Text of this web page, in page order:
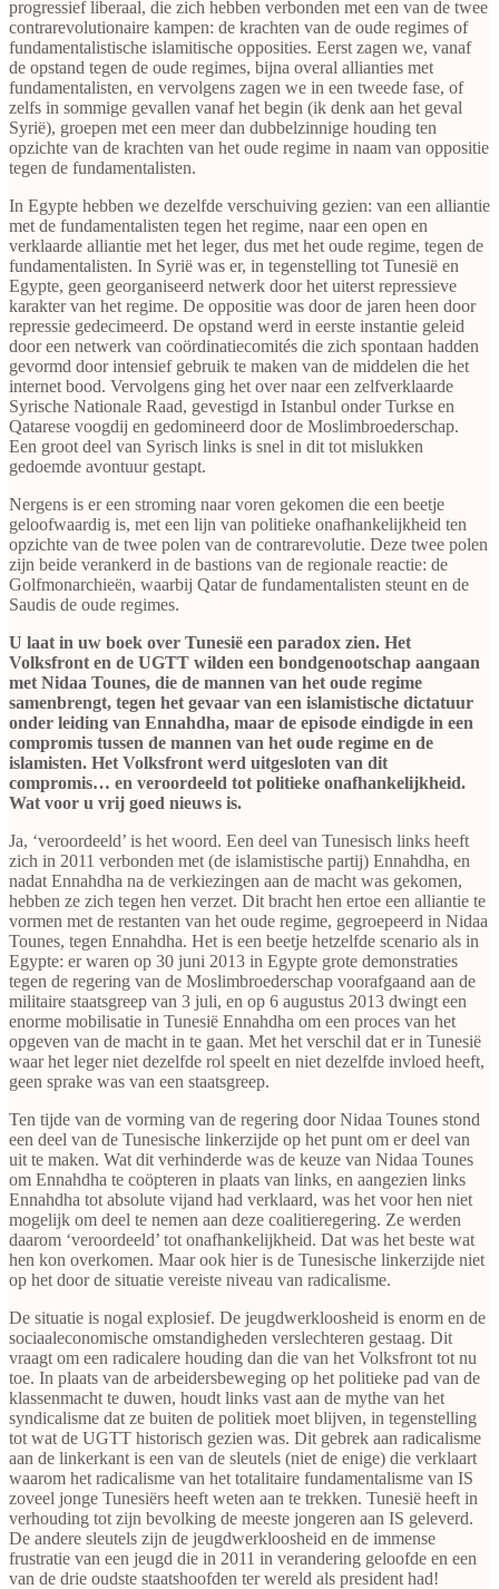
progressief liberaal, die zich hebben verbonden met een van de twee
contrarevolutionaire kampen: de krachten van de oude regimes of
fundamentalistische islamitische opposities. Eerst zagen we, vanaf
de opstand tegen de oude regimes, bijna overal allianties met
fundamentalisten, en vervolgens zagen we in een tweede fase, of
zelfs in sommige gevallen vanaf het begin (ik denk aan het geval
Syrië), groepen met een meer dan dubbelzinnige houding ten
opzichte van de krachten van het oude regime in naam van oppositie
tegen de fundamentalisten.
In Egypte hebben we dezelfde verschuiving gezien: van een alliantie
met de fundamentalisten tegen het regime, naar een open en
verklaarde alliantie met het leger, dus met het oude regime, tegen de
fundamentalisten. In Syrië was er, in tegenstelling tot Tunesië en
Egypte, geen georganiseerd netwerk door het uiterst repressieve
karakter van het regime. De oppositie was door de jaren heen door
repressie gedecimeerd. De opstand werd in eerste instantie geleid
door een netwerk van coördinatiecomités die zich spontaan hadden
gevormd door intensief gebruik te maken van de middelen die het
internet bood. Vervolgens ging het over naar een zelfverklaarde
Syrische Nationale Raad, gevestigd in Istanbul onder Turkse en
Qatarese voogdij en gedomineerd door de Moslimbroederschap.
Een groot deel van Syrisch links is snel in dit tot mislukken
gedoemde avontuur gestapt.
Nergens is er een stroming naar voren gekomen die een beetje
geloofwaardig is, met een lijn van politieke onafhankelijkheid ten
opzichte van de twee polen van de contrarevolutie. Deze twee polen
zijn beide verankerd in de bastions van de regionale reactie: de
Golfmonarchieën, waarbij Qatar de fundamentalisten steunt en de
Saudis de oude regimes.
U laat in uw boek over Tunesië een paradox zien. Het
Volksfront en de UGTT wilden een bondgenootschap aangaan
met Nidaa Tounes, die de mannen van het oude regime
samenbrengt, tegen het gevaar van een islamistische dictatuur
onder leiding van Ennahdha, maar de episode eindigde in een
compromis tussen de mannen van het oude regime en de
islamisten. Het Volksfront werd uitgesloten van dit
compromis… en veroordeeld tot politieke onafhankelijkheid.
Wat voor u vrij goed nieuws is.
Ja, ‘veroordeeld’ is het woord. Een deel van Tunesisch links heeft
zich in 2011 verbonden met (de islamistische partij) Ennahdha, en
nadat Ennahdha na de verkiezingen aan de macht was gekomen,
hebben ze zich tegen hen verzet. Dit bracht hen ertoe een alliantie te
vormen met de restanten van het oude regime, gegroepeerd in Nidaa
Tounes, tegen Ennahdha. Het is een beetje hetzelfde scenario als in
Egypte: er waren op 30 juni 2013 in Egypte grote demonstraties
tegen de regering van de Moslimbroederschap voorafgaand aan de
militaire staatsgreep van 3 juli, en op 6 augustus 2013 dwingt een
enorme mobilisatie in Tunesië Ennahdha om een proces van het
opgeven van de macht in te gaan. Met het verschil dat er in Tunesië
waar het leger niet dezelfde rol speelt en niet dezelfde invloed heeft,
geen sprake was van een staatsgreep.
Ten tijde van de vorming van de regering door Nidaa Tounes stond
een deel van de Tunesische linkerzijde op het punt om er deel van
uit te maken. Wat dit verhinderde was de keuze van Nidaa Tounes
om Ennahdha te coöpteren in plaats van links, en aangezien links
Ennahdha tot absolute vijand had verklaard, was het voor hen niet
mogelijk om deel te nemen aan deze coalitieregering. Ze werden
daarom ‘veroordeeld’ tot onafhankelijkheid. Dat was het beste wat
hen kon overkomen. Maar ook hier is de Tunesische linkerzijde niet
op het door de situatie vereiste niveau van radicalisme.
De situatie is nogal explosief. De jeugdwerkloosheid is enorm en de
sociaaleconomische omstandigheden verslechteren gestaag. Dit
vraagt om een radicalere houding dan die van het Volksfront tot nu
toe. In plaats van de arbeidersbeweging op het politieke pad van de
klassenmacht te duwen, houdt links vast aan de mythe van het
syndicalisme dat ze buiten de politiek moet blijven, in tegenstelling
tot wat de UGTT historisch gezien was. Dit gebrek aan radicalisme
aan de linkerkant is een van de sleutels (niet de enige) die verklaart
waarom het radicalisme van het totalitaire fundamentalisme van IS
zoveel jonge Tunesiërs heeft weten aan te trekken. Tunesië heeft in
verhouding tot zijn bevolking de meeste jongeren aan IS geleverd.
De andere sleutels zijn de jeugdwerkloosheid en de immense
frustratie van een jeugd die in 2011 in verandering geloofde en een
van de drie oudste staatshoofden ter wereld als president had!